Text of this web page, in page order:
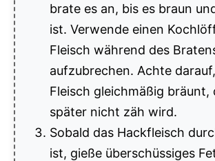
brate es an, bis es braun
ist. Verwende einen
Fleisch während des
aufzubrechen. Achte
Fleisch gleichmäßig bräunt,
später nicht zäh wird.
Sobald das Hackfleisch
ist, gieße überschüssiges